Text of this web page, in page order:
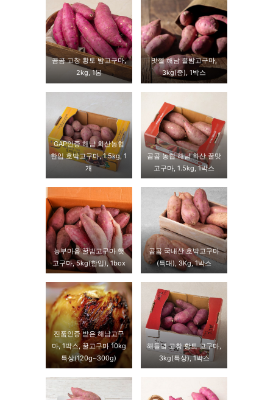
곰곰 고창 황토 밤고구마,
2kg, 1봉
맛젤 해남 꿀밤고구마,
3kg(중), 1박스
GAP인증 해남 화산농협
한입 호박고구마, 1.5kg, 1
개
곰곰 농협 해남 화산 꿀맛
고구마, 1.5kg, 1박스
농부마음 꿀밤고구마 햇
고구마, 5kg(한입), 1box
곰곰 국내산 호박고구마
(특대), 3Kg, 1박스
진품인증 받은 해남고구
마, 1박스, 꿀고구마 10kg
특상(120g~300g)
해들녘 고창 황토 고구마,
3kg(특상), 1박스